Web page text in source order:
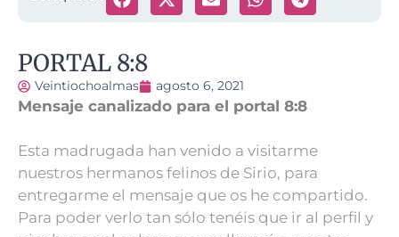
PORTAL 8:8
Veintiochoalmas agosto 6, 2021
Mensaje canalizado para el portal 8:8
Esta madrugada han venido a visitarme
nuestros hermanos felinos de Sirio, para
entregarme el mensaje que os he compartido.
Para poder verlo tan sólo tenéis que ir al perfil y